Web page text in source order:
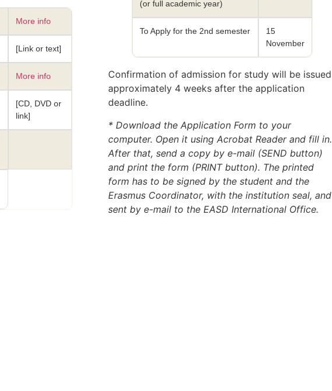
More info
[Link or text]
More info
[CD, DVD or
link]
(or full academic year)
To Apply for the 2nd semester
15
November
Confirmation of admission for study will be issued
approximately 4 weeks after the application
deadline.
* Download the Application Form to your
computer. Open it using Acrobat Reader and fill in.
After that, send a copy by e-mail (SEND button)
and print the form (PRINT button). The printed
form has to be signed by the student and the
Erasmus Coordinator, with the institution seal, and
sent by e-mail to the EASD International Office.